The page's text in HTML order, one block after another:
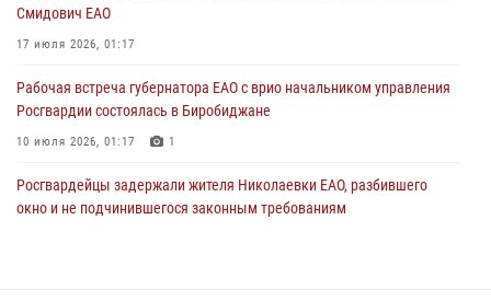
Смидович ЕАО
17 июля 2026, 01:17
Рабочая встреча губернатора ЕАО с врио начальником управления
Росгвардии состоялась в Биробиджане
10 июля 2026, 01:17 1
Росгвардейцы задержали жителя Николаевки ЕАО, разбившего
окно и не подчинившегося законным требованиям